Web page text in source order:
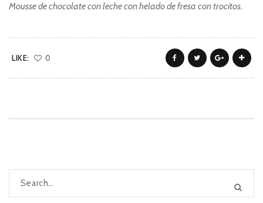
Mousse de chocolate con leche con helado de fresa con trocitos.
LIKE: 0